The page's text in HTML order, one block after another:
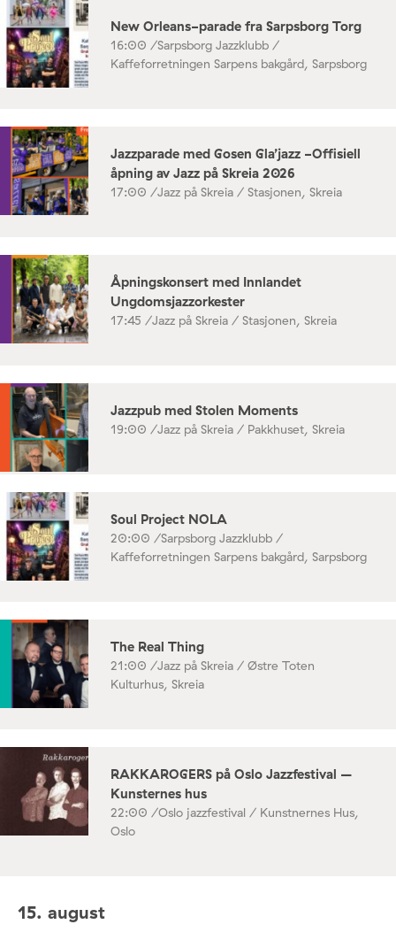
New Orleans-parade fra Sarpsborg Torg
16:00 /Sarpsborg Jazzklubb /
Kaffeforretningen Sarpens bakgård, Sarpsborg
Jazzparade med Gosen Gla’jazz -Offisiell
åpning av Jazz på Skreia 2026
17:00 /Jazz på Skreia / Stasjonen, Skreia
Åpningskonsert med Innlandet
Ungdomsjazzorkester
17:45 /Jazz på Skreia / Stasjonen, Skreia
Jazzpub med Stolen Moments
19:00 /Jazz på Skreia / Pakkhuset, Skreia
Soul Project NOLA
20:00 /Sarpsborg Jazzklubb /
Kaffeforretningen Sarpens bakgård, Sarpsborg
The Real Thing
21:00 /Jazz på Skreia / Østre Toten
Kulturhus, Skreia
RAKKAROGERS på Oslo Jazzfestival –
Kunsternes hus
22:00 /Oslo jazzfestival / Kunstnernes Hus,
Oslo
15. august